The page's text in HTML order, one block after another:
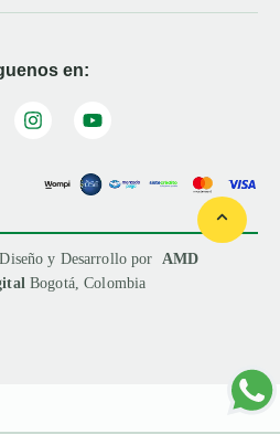
en:
y Desarrollo por AMD
Bogotá, Colombia